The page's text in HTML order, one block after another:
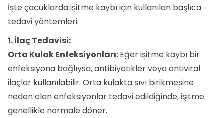
İşte çocuklarda işitme kaybı için kullanılan başlıca
tedavi yöntemleri:
1. İlaç Tedavisi:
Orta Kulak Enfeksiyonları:Eğer işitme kaybı bir
enfeksiyona bağlıysa, antibiyotikler veya antiviral
ilaçlar kullanılabilir. Orta kulakta sıvı birikmesine
neden olan enfeksiyonlar tedavi edildiğinde, işitme
genellikle normale döner.